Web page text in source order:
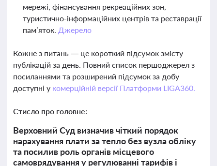
мережі, фінансування рекреаційних зон,
туристично-інформаційних центрів та реставрації
пам’яток. Джерело
Кожне з питань — це короткий підсумок змісту
публікацій за день. Повний список першоджерел з
посиланнями та розширений підсумок за добу
доступні у комерційній версії Платформи LIGA360.
Стисло про головне:
Верховний Суд визначив чіткий порядок
нарахування плати за тепло без вузла обліку
та посилив роль органів місцевого
самоврядування у регулюванні тарифів і